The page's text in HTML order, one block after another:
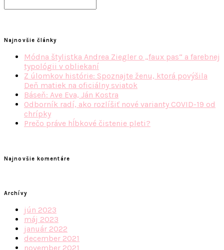
Najnovšie články
Módna štylistka Andrea Ziegler o „faux pas“ a farebnej
typológii v obliekaní
Z úlomkov histórie: Spoznajte ženu, ktorá povýšila
Deň matiek na oficiálny sviatok
Báseň: Ave Eva, Ján Kostra
Odborník radí, ako rozlíšiť nové varianty COVID-19 od
chrípky
Prečo práve hĺbkové čistenie pleti?
Najnovšie komentáre
Archívy
jún 2023
máj 2023
január 2022
december 2021
november 2021